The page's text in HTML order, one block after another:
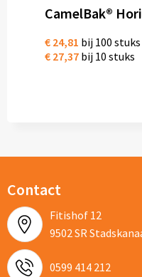
€ 24,81 bij 100 stuks
€ 27,37 bij 10 stuks
Contact
Fitishof 12
9502 SR
0599 414 212